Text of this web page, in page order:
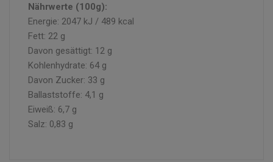
Nährwerte (100g):
Energie: 2047 kJ / 489 kcal
Fett: 22 g
Davon gesättigt: 12 g
Kohlenhydrate: 64 g
Davon Zucker: 33 g
Ballaststoffe: 4,1 g
Eiweiß: 6,7 g
Salz: 0,83 g